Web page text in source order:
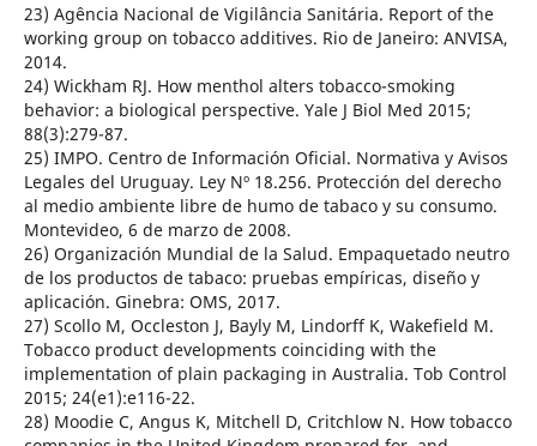
23) Agência Nacional de Vigilância Sanitária. Report of the
working group on tobacco additives. Rio de Janeiro: ANVISA,
2014.
24) Wickham RJ. How menthol alters tobacco-smoking
behavior: a biological perspective. Yale J Biol Med 2015;
88(3):279-87.
25) IMPO. Centro de Información Oficial. Normativa y Avisos
Legales del Uruguay. Ley Nº 18.256. Protección del derecho
al medio ambiente libre de humo de tabaco y su consumo.
Montevideo, 6 de marzo de 2008.
26) Organización Mundial de la Salud. Empaquetado neutro
de los productos de tabaco: pruebas empíricas, diseño y
aplicación. Ginebra: OMS, 2017.
27) Scollo M, Occleston J, Bayly M, Lindorff K, Wakefield M.
Tobacco product developments coinciding with the
implementation of plain packaging in Australia. Tob Control
2015; 24(e1):e116-22.
28) Moodie C, Angus K, Mitchell D, Critchlow N. How tobacco